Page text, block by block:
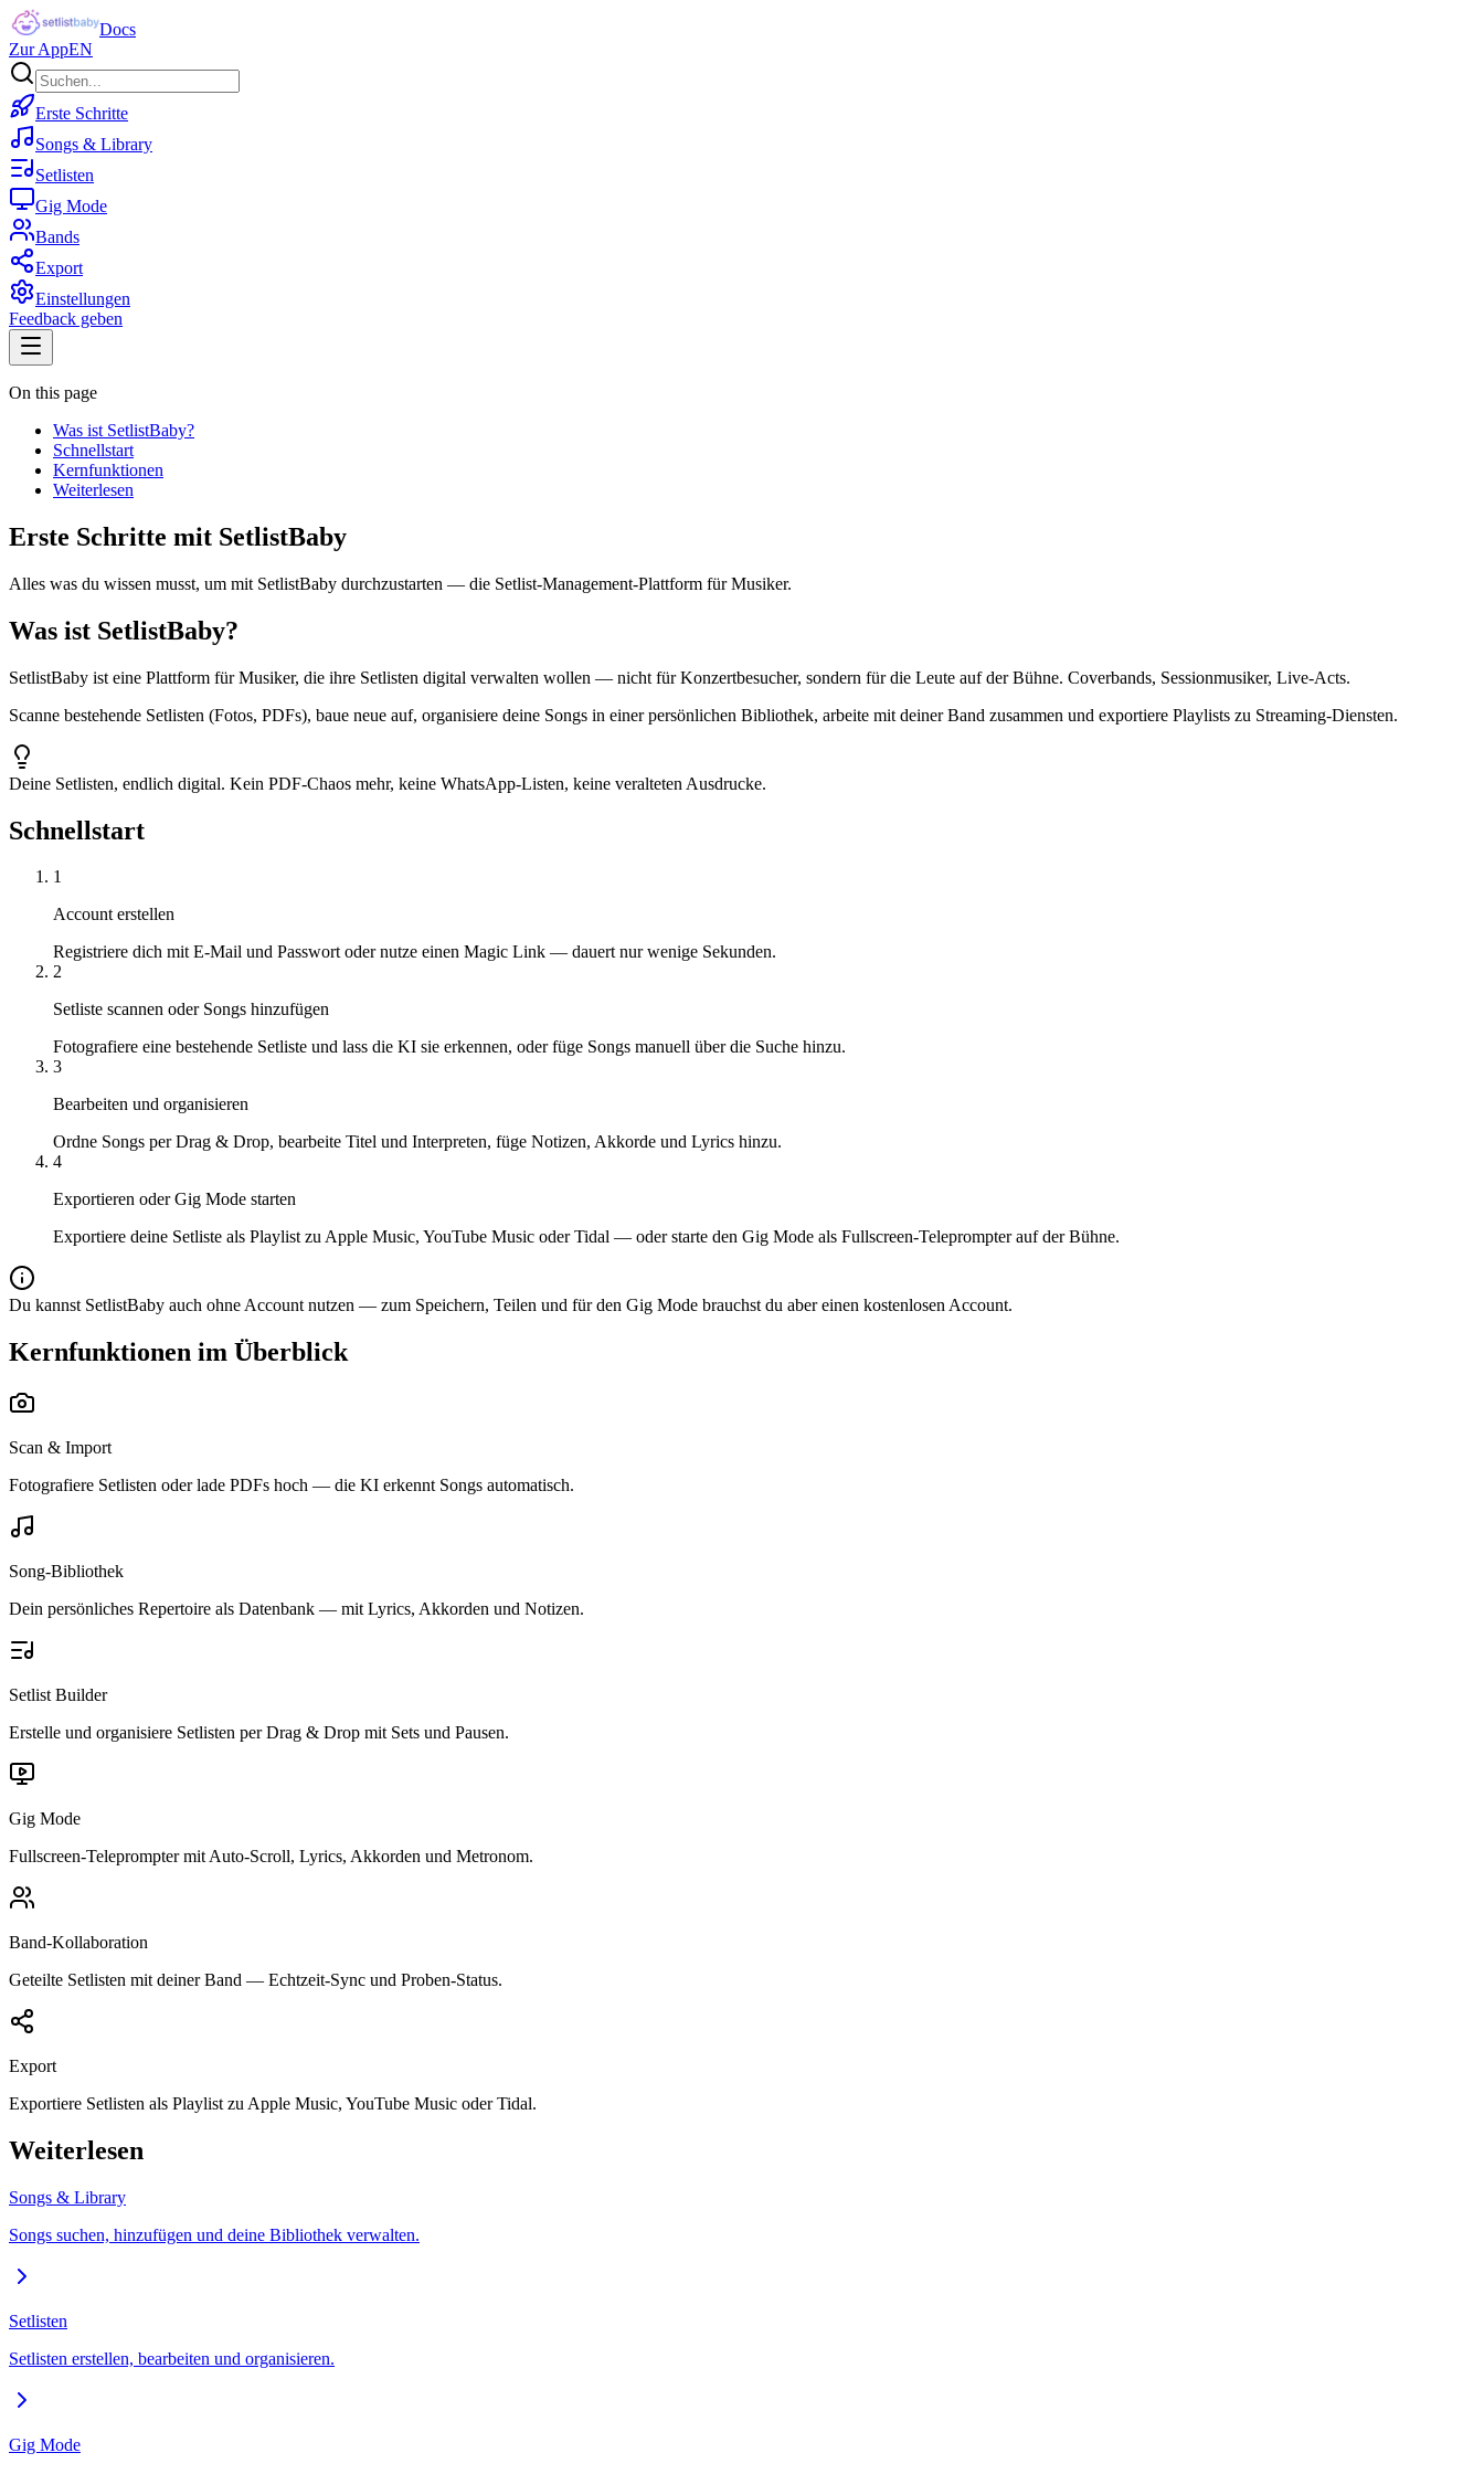
Docs
Zur AppEN
Erste Schritte
Songs & Library
Setlisten
Gig Mode
Bands
Export
Einstellungen
Feedback geben
On this page
Was ist SetlistBaby?
Schnellstart
Kernfunktionen
Weiterlesen
Erste Schritte mit SetlistBaby
Alles was du wissen musst, um mit SetlistBaby durchzustarten — die Setlist-Management-Plattform für Musiker.
Was ist SetlistBaby?
SetlistBaby ist eine Plattform für Musiker, die ihre Setlisten digital verwalten wollen — nicht für Konzertbesucher, sondern für die Leute auf der Bühne. Coverbands, Sessionmusiker, Live-Acts.
Scanne bestehende Setlisten (Fotos, PDFs), baue neue auf, organisiere deine Songs in einer persönlichen Bibliothek, arbeite mit deiner Band zusammen und exportiere Playlists zu Streaming-Diensten.
Deine Setlisten, endlich digital. Kein PDF-Chaos mehr, keine WhatsApp-Listen, keine veralteten Ausdrucke.
Schnellstart
1
Account erstellen
Registriere dich mit E-Mail und Passwort oder nutze einen Magic Link — dauert nur wenige Sekunden.
2
Setliste scannen oder Songs hinzufügen
Fotografiere eine bestehende Setliste und lass die KI sie erkennen, oder füge Songs manuell über die Suche hinzu.
3
Bearbeiten und organisieren
Ordne Songs per Drag & Drop, bearbeite Titel und Interpreten, füge Notizen, Akkorde und Lyrics hinzu.
4
Exportieren oder Gig Mode starten
Exportiere deine Setliste als Playlist zu Apple Music, YouTube Music oder Tidal — oder starte den Gig Mode als Fullscreen-Teleprompter auf der Bühne.
Du kannst SetlistBaby auch ohne Account nutzen — zum Speichern, Teilen und für den Gig Mode brauchst du aber einen kostenlosen Account.
Kernfunktionen im Überblick
Scan & Import
Fotografiere Setlisten oder lade PDFs hoch — die KI erkennt Songs automatisch.
Song-Bibliothek
Dein persönliches Repertoire als Datenbank — mit Lyrics, Akkorden und Notizen.
Setlist Builder
Erstelle und organisiere Setlisten per Drag & Drop mit Sets und Pausen.
Gig Mode
Fullscreen-Teleprompter mit Auto-Scroll, Lyrics, Akkorden und Metronom.
Band-Kollaboration
Geteilte Setlisten mit deiner Band — Echtzeit-Sync und Proben-Status.
Export
Exportiere Setlisten als Playlist zu Apple Music, YouTube Music oder Tidal.
Weiterlesen
Songs & Library
Songs suchen, hinzufügen und deine Bibliothek verwalten.
Setlisten
Setlisten erstellen, bearbeiten und organisieren.
Gig Mode